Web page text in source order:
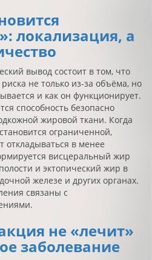
локализация, а
вывод состоит в том, что
не только из-за объёма, но
и как он функционирует.
способность безопасно
жировой ткани. Когда
ограниченной,
откладываться в менее
висцеральный жир
и эктопический жир в
железе и других органах.
связаны с
не «лечит»
заболевание